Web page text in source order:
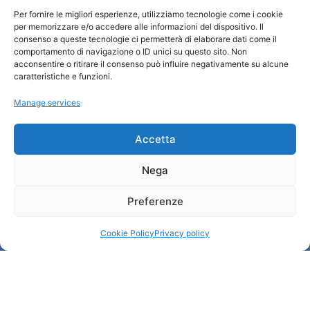
Per fornire le migliori esperienze, utilizziamo tecnologie come i cookie
per memorizzare e/o accedere alle informazioni del dispositivo. Il
consenso a queste tecnologie ci permetterà di elaborare dati come il
comportamento di navigazione o ID unici su questo sito. Non
acconsentire o ritirare il consenso può influire negativamente su alcune
caratteristiche e funzioni.
Manage services
Accetta
Nega
Preferenze
Cookie PolicyPrivacy policy
Turismo Padova
Who we are
Privacy policy